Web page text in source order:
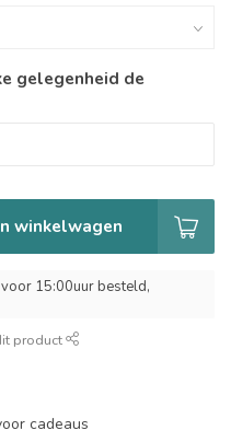
gelegenheid de
winkelwagen
15:00uur besteld,
product
cadeaus